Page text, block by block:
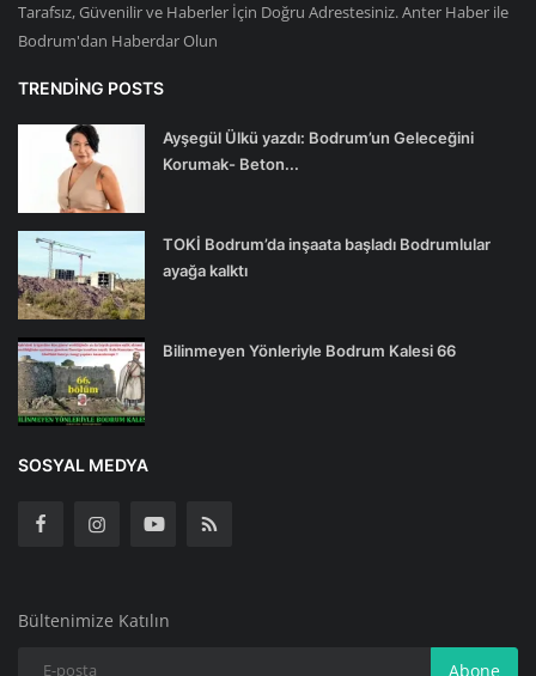
Tarafsız, Güvenilir ve Haberler İçin Doğru Adrestesiniz. Anter Haber ile
Bodrum'dan Haberdar Olun
TRENDING POSTS
Ayşegül Ülkü yazdı: Bodrum’un Geleceğini
Korumak- Beton...
TOKİ Bodrum’da inşaata başladı Bodrumlular
ayağa kalktı
Bilinmeyen Yönleriyle Bodrum Kalesi 66
SOSYAL MEDYA
Bültenimize Katılın
Abone